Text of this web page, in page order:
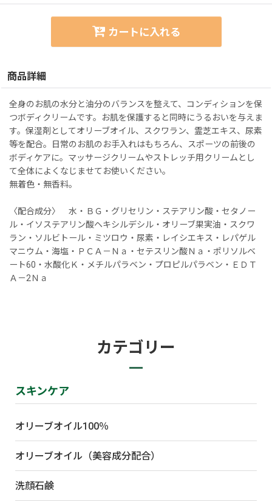
カートに入れる
商品詳細
全身のお肌の水分と油分のバランスを整えて、コンディションを保
つボディクリームです。お肌を保護すると同時にうるおいを与えま
す。保湿剤としてオリーブオイル、スクワラン、霊芝エキス、尿素
等を配合。日常のお肌のお手入れはもちろん、スポーツの前後の
ボディケアに。マッサージクリームやストレッチ用クリームとし
て全体によくなじませてお使いください。
無着色・無香料。
〈配合成分〉 水・ＢＧ・グリセリン・ステアリン酸・セタノー
ル・イソステアリン酸ヘキシルデシル・オリーブ果実油・スクワ
ラン・ソルビトール・ミツロウ・尿素・レイシエキス・レパゲル
マニウム・海塩・ＰＣＡ－Ｎａ・セテスリン酸Ｎａ・ポリソルベ
ート60・水酸化Ｋ・メチルパラベン・プロピルパラベン・ＥＤＴ
Ａ－2Ｎａ
カテゴリー
スキンケア
オリーブオイル100％
オリーブオイル（美容成分配合）
洗顔石鹸